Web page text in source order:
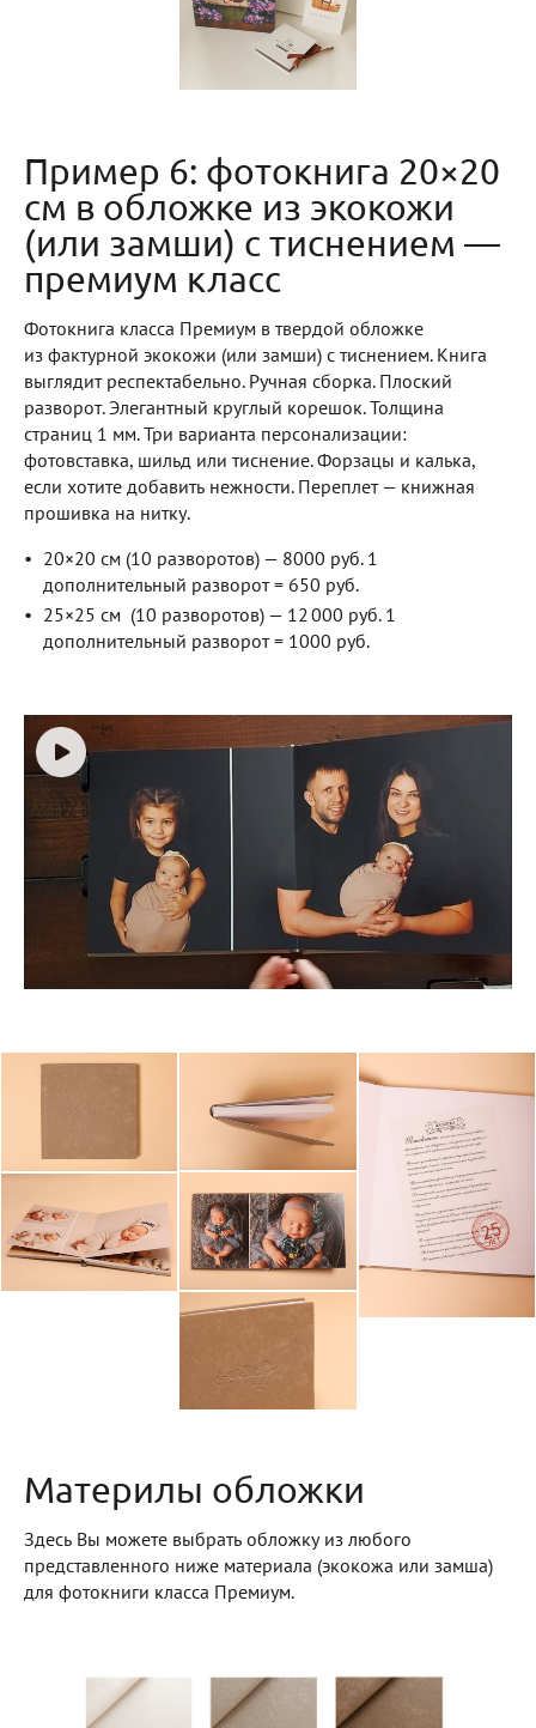
Пример 6: фотокнига 20×20
см в обложке из экокожи
(или замши) с тиснением —
премиум класс
Фотокнига класса Премиум в твердой обложке
из фактурной экокожи (или замши) с тиснением. Книга
выглядит респектабельно. Ручная сборка. Плоский
разворот. Элегантный круглый корешок. Толщина
страниц 1 мм. Три варианта персонализации:
фотовставка, шильд или тиснение. Форзацы и калька,
если хотите добавить нежности. Переплет — книжная
прошивка на нитку.
20×20 см (10 разворотов) — 8000 руб. 1
дополнительный разворот = 650 руб.
25×25 см (10 разворотов) — 12 000 руб. 1
дополнительный разворот = 1000 руб.
Материлы обложки
Здесь Вы можете выбрать обложку из любого
представленного ниже материала (экокожа или замша)
для фотокниги класса Премиум.